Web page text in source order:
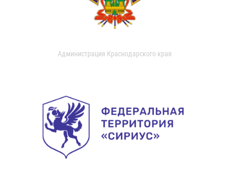
Администрация Краснодарского края